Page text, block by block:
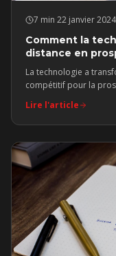
7 min 22 janvier 2024
Comment la
distance en
La technologie a
compétitif pour la
Lire l'article